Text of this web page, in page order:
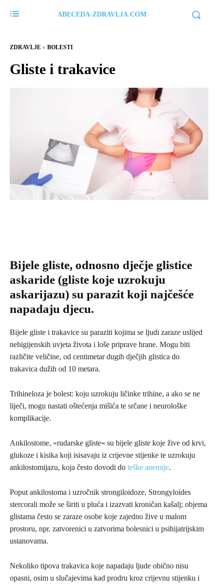
ABECEDA-ZDRAVLJA.COM
ZDRAVLJE BOLESTI
Gliste i trakavice
Bijele gliste, odnosno dječje glistice
askaride (gliste koje uzrokuju
askarijazu) su parazit koji najčešće
napadaju djecu.
Bijele gliste i trakavice su paraziti kojima se ljudi zaraze uslijed
nehigijenskih uvjeta života i loše priprave hrane. Mogu biti
različite veličine, od centimetar dugih dječjih glistica do
trakavica dužih od 10 metara.
Trihineloza je bolest: koju uzrokuju ličinke trihine, a ako se ne
liječi, mogu nastati oštećenja mišića te srčane i neurološke
komplikacije.
Ankilostome, »rudarske gliste« su bijele gliste koje žive od krvi,
glukoze i kisika koji isisavaju iz crijevne stijenke te uzrokuju
ankilostomijazu, koja često dovodi do teške anemije.
Poput ankilostoma i uzročnik strongiloidoze, Strongyloides
stercorali može se širiti u pluća i izazvati kroničan kašalj; objema
glistama često se zaraze osobe koje zajedno žive u malom
prostoru, npr. zatvorenici u zatvorima bolesnici u psihijatrijskim
ustanovama.
Nekoliko tipova trakavica koje napadaju ljude obično nisu
opasni, osim u slučajevima kad prodru kroz crijevnu stijenku i